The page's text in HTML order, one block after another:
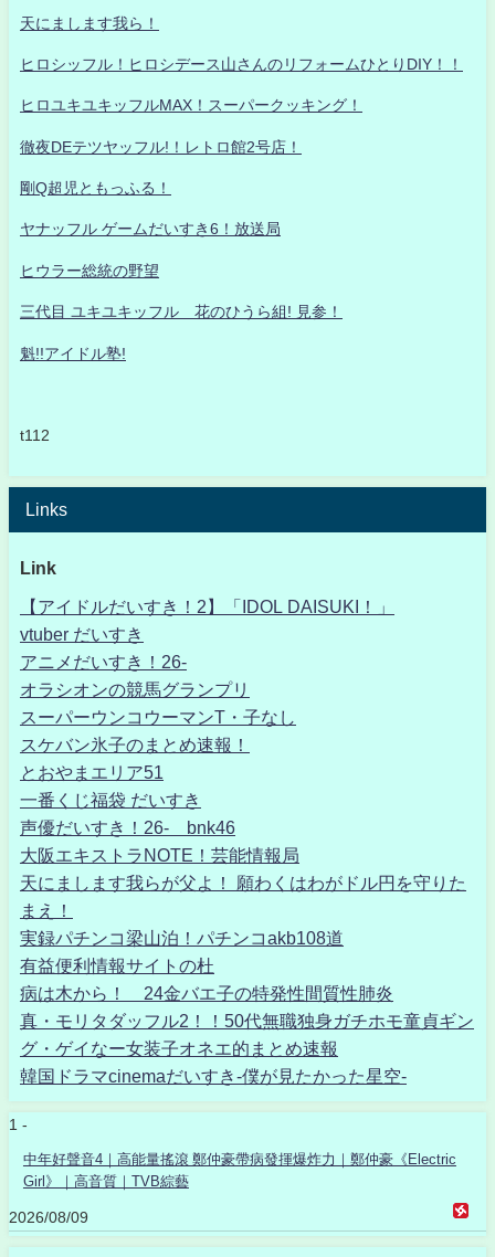
天にまします我ら！
ヒロシッフル！ヒロシデース山さんのリフォームひとりDIY！！
ヒロユキユキッフルMAX！スーパークッキング！
徹夜DEテツヤッフル!！レトロ館2号店！
剛Q超児ともっふる！
ヤナッフル ゲームだいすき6！放送局
ヒウラー総統の野望
三代目 ユキユキッフル 花のひうら組! 見参！
魁!!アイドル塾!
t112
Links
Link
【アイドルだいすき！2】「IDOL DAISUKI！」
vtuber だいすき
アニメだいすき！26-
オラシオンの競馬グランプリ
スーパーウンコウーマンT・子なし
スケバン氷子のまとめ速報！
とおやまエリア51
一番くじ福袋 だいすき
声優だいすき！26- bnk46
大阪エキストラNOTE！芸能情報局
天にまします我らが父よ！ 願わくはわがドル円を守りた
まえ！
実録パチンコ梁山泊！パチンコakb108道
有益便利情報サイトの杜
病は木から！ 24金バエ子の特発性間質性肺炎
真・モリタダッフル2！！50代無職独身ガチホモ童貞ギン
グ・ゲイなー女装子オネエ的まとめ速報
韓国ドラマcinemaだいすき-僕が見たかった星空-
1 -
中年好聲音4｜高能量搖滾 鄭仲豪帶病發揮爆炸力｜鄭仲豪《Electric
Girl》｜高音質｜TVB綜藝
2026/08/09